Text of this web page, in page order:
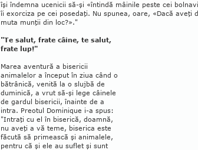
îşi îndemna ucenicii să-şi «întindă mâinile peste cei
îi exorciza pe cei posedaţi. Nu spunea, oare, «Dacă aveţi
muta munţii din loc?»."
"Te salut, frate câine, te salut,
frate lup!"
Marea aventură a bisericii
animalelor a început în ziua când o
bătrânică, venită la o slujbă de
dumi­ni­că, a vrut să-şi lege câinele
de gardul bisericii, îna­inte de a
intra. Preotul Dominique i-a spus:
"Intraţi cu el în bise­rică, doamnă,
nu aveţi a vă teme, bise­rica este
făcută să primească şi animalele,
pentru că şi ele au suflet şi sunt